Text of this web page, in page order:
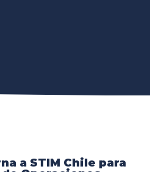
a STIM Chile para